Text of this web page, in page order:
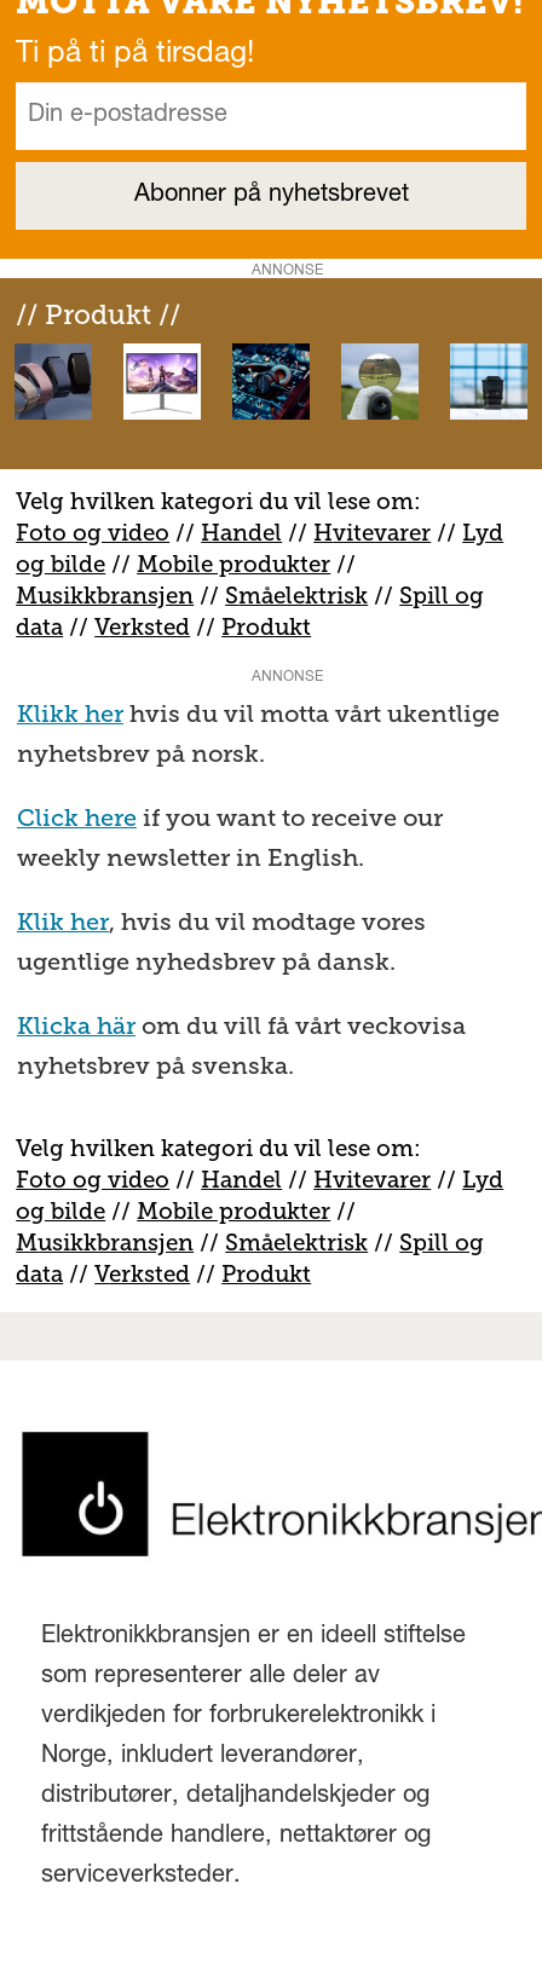
Ti på ti på tirsdag!
ANNONSE
// Produkt //
Velg hvilken kategori du vil lese om:
Foto og video // Handel // Hvitevarer // Lyd
og bilde //Mobile produkter //
Musikkbransjen // Småelektrisk // Spill og
data //Verksted // Produkt
ANNONSE
Klikk herhvis du vil motta vårt ukentlige
nyhetsbrev på norsk.
Click hereif you want to receive our
weekly newsletter in English.
Klik her, hvis du vil modtage vores
ugentlige nyhedsbrev på dansk.
Klicka härom du vill få vårt veckovisa
nyhetsbrev på svenska.
Velg hvilken kategori du vil lese om:
Foto og video // Handel // Hvitevarer // Lyd
og bilde //Mobile produkter //
Musikkbransjen // Småelektrisk // Spill og
data //Verksted // Produkt
Elektronikkbransjen er en ideell stiftelse
som representerer alle deler av
verdikjeden for forbrukerelektronikk i
Norge, inkludert leverandører,
distributører, detaljhandelskjeder og
frittstående handlere, nettaktører og
serviceverksteder.